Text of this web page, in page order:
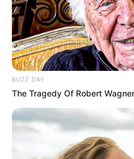
BUZZ DAY
The Tragedy Of Robert